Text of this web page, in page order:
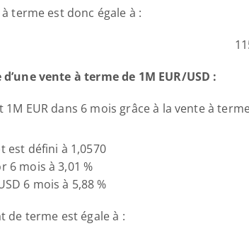
terme est donc égale à :
vente à terme de 1M EUR/USD :
1M EUR dans 6 mois grâce à la vente à
est défini à 1,0570
6 mois à 3,01 %
6 mois à 5,88 %
de terme est égale à :